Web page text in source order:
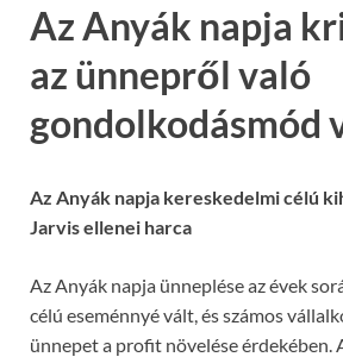
Az Anyák napja
az ünnepről való
gondolkodásmód
Az Anyák napja kereskedelmi célú
Jarvis ellenei harca
Az Anyák napja ünneplése az évek
célú eseménnyé vált, és számos
ünnepet a profit növelése érdekében.